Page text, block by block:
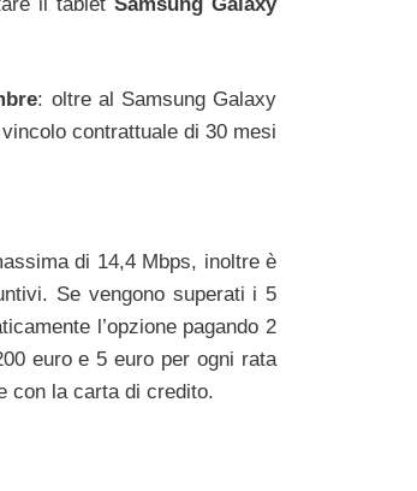
: oltre al Samsung Galaxy
contrattuale di 30 mesi
di 14,4 Mbps, inoltre è
Se vengono superati i 5
l’opzione pagando 2
euro e 5 euro per ogni rata
con la carta di credito.